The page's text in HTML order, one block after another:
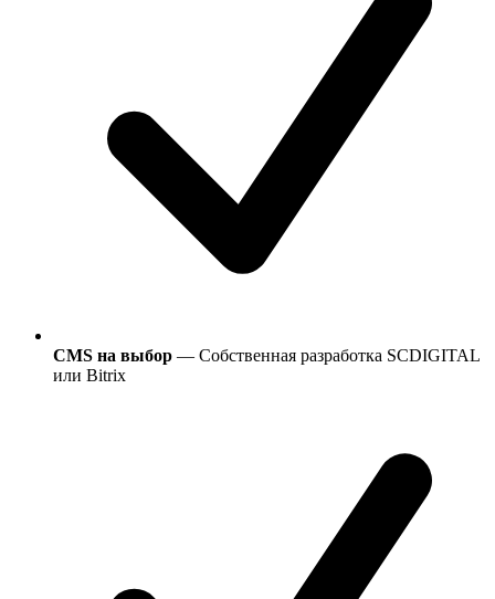
CMS на выбор — Собственная разработка SCDIGITAL
или Bitrix